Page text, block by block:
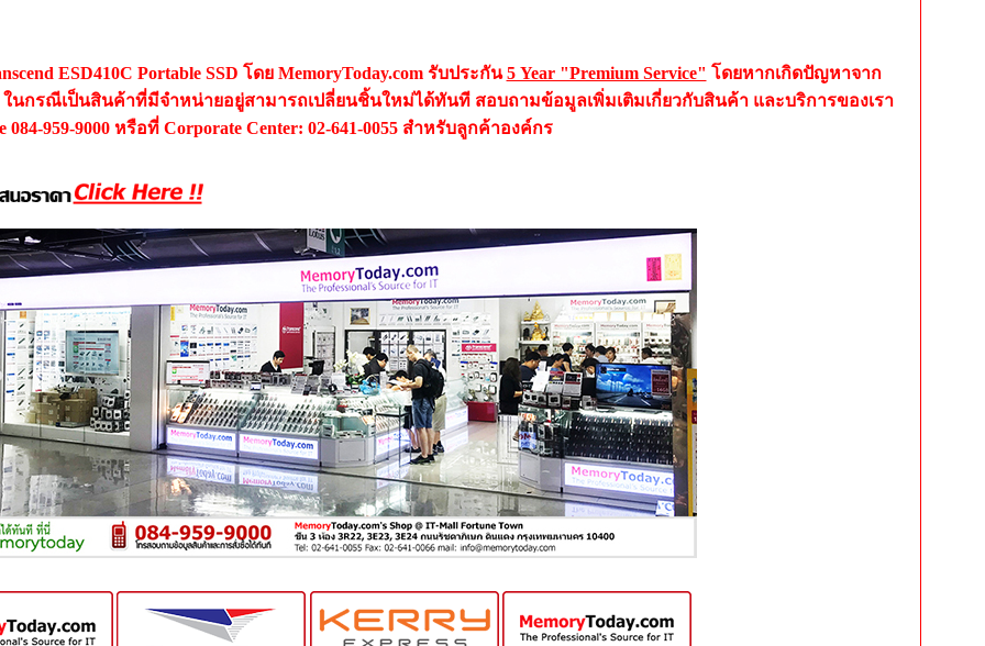
ESD410C Portable SSD โดย MemoryToday.com รับประกัน5 Year "Premium Service" โดยหากเกิดปัญหาจาก
ในกรณีเป็นสินค้าที่มีจำหน่ายอยู่สามารถเปลี่ยนชิ้นใหม่ได้ทันที สอบถามข้อมูลเพิ่มเติมเกี่ยวกับสินค้า และบริการของเรา
084-959-9000 หรือที่ Corporate Center: 02-641-0055 สำหรับลูกค้าองค์กร